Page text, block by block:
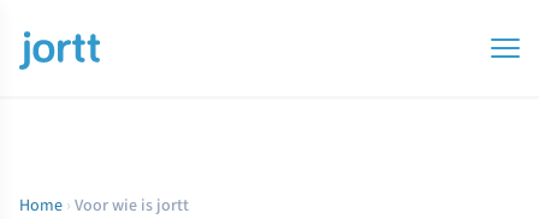
Home › Voor wie is jortt